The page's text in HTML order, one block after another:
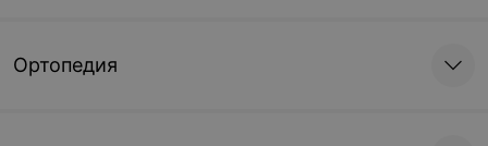
Ортопедия